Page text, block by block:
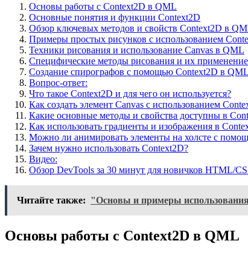
Основы работы с Context2D в QML
Основные понятия и функции Context2D
Обзор ключевых методов и свойств Context2D в
Примеры простых рисунков с использованием
Техники рисования и использование Canvas в QML
Специфические методы рисования и их применение
Создание спирографов с помощью Context2D в QML
Вопрос-ответ:
Что такое Context2D и для чего он используется?
Как создать элемент Canvas с использованием
Какие основные методы и свойства доступны в
Как использовать градиенты и изображения в
Можно ли анимировать элементы на холсте с
Зачем нужно использовать Context2D?
Видео:
Обзор DevTools за 30 минут для новичков HTML/
Читайте также: "Основы и примеры
Основы работы с Context2D в QML